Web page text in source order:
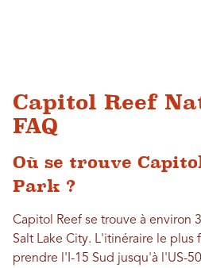
Capitol Reef
FAQ
Où se trouve
Park ?
Capitol Reef se trouve à environ
Salt Lake City. L'itinéraire le plus
prendre l'I-15 Sud jusqu'à l'US-